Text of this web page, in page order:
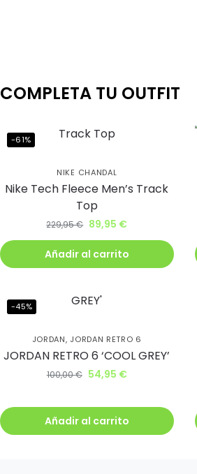
COMPLETA TU OUTFIT
-61%
NIKE CHANDAL
Nike Tech Fleece Men’s Track
Top
229,95€ 89,95 €
Añadir al carrito
-45%
JORDAN, JORDAN RETRO 6
JORDAN RETRO 6 ‘COOL GREY’
100,00€ 54,95 €
Añadir al carrito
antes